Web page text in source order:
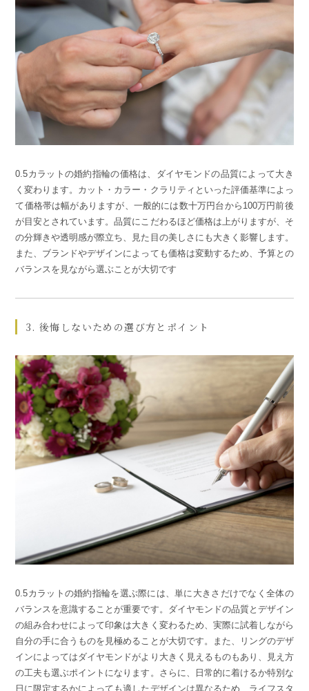
0.5カラットの婚約指輪の価格は、ダイヤモンドの品質によって大き
く変わります。カット・カラー・クラリティといった評価基準によっ
て価格帯は幅がありますが、一般的には数十万円台から100万円前後
が目安とされています。品質にこだわるほど価格は上がりますが、そ
の分輝きや透明感が際立ち、見た目の美しさにも大きく影響します。
また、ブランドやデザインによっても価格は変動するため、予算との
バランスを見ながら選ぶことが大切です
3. 後悔しないための選び方とポイント
0.5カラットの婚約指輪を選ぶ際には、単に大きさだけでなく全体の
バランスを意識することが重要です。ダイヤモンドの品質とデザイン
の組み合わせによって印象は大きく変わるため、実際に試着しながら
自分の手に合うものを見極めることが大切です。また、リングのデザ
インによってはダイヤモンドがより大きく見えるものもあり、見え方
の工夫も選ぶポイントになります。さらに、日常的に着けるか特別な
日に限定するかによっても適したデザインは異なるため、ライフスタ